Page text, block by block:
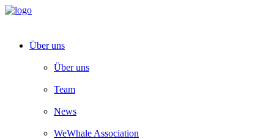
Über uns
Über uns
Team
News
WeWhale Association